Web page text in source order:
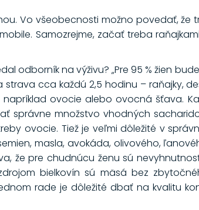
Vo všeobecnosti možno povedať, že
Samozrejme, začať treba
odborník na výživu? „Pre 95 % žien
cca každú 2,5 hodinu – raňajky,
ovocie alebo ovocná šťava.
správne množstvo vhodných
ovocie. Tiež je veľmi dôležité v
masla, avokáda, olivového,
že pre chudnúcu ženu sú
bielkovín sú mäsá bez
rade je dôležité dbať na kvalitu